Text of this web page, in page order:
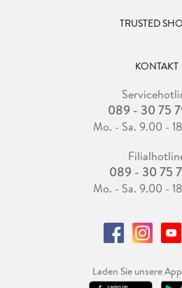
TRUSTED
KONTAKT
089 - 30 75
Mo. - Sa. 9.00 -
089 - 30 75
Mo. - Sa. 9.00 -
Laden Sie unsere